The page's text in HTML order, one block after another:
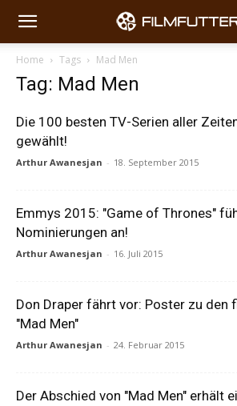
Home Tags Mad Men
Tag: Mad Men
Die 100 besten TV-Serien aller
gewählt!
Arthur Awanesjan - 18. September 2015
Emmys 2015: "Game of Thrones"
Nominierungen an!
Arthur Awanesjan - 16. Juli 2015
Don Draper fährt vor: Poster zu den
"Mad Men"
Arthur Awanesjan - 24. Februar 2015
Der Abschied von "Mad Men" erhält